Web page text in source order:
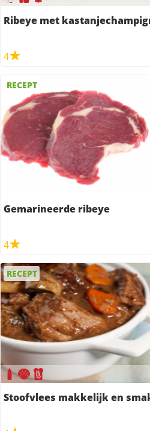
Ribeye met
4
RECEPT
Gemarineerde ribeye
4
RECEPT
Stoofvlees makkelijk en